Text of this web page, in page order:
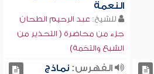
النعمة
للشيخ: عبد الرحيم الطحان
جزء من محاضرة ( التحذير من
الشبع والتخمة)
الفهرس:نماذج